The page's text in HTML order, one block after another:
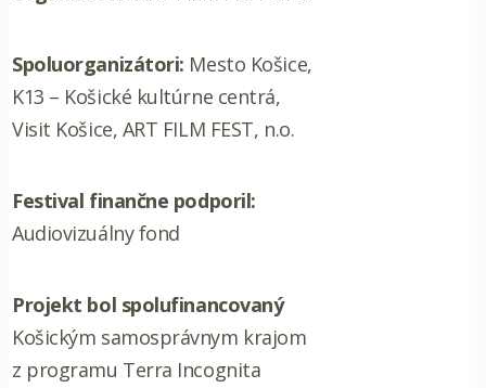
Spoluorganizátori: Mesto Košice,
K13 – Košické kultúrne centrá,
Visit Košice, ART FILM FEST, n.o.
Festival finančne podporil:
Audiovizuálny fond
Projekt bol spolufinancovaný
Košickým samosprávnym krajom
z programu Terra Incognita